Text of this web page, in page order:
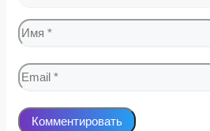
Имя
Email